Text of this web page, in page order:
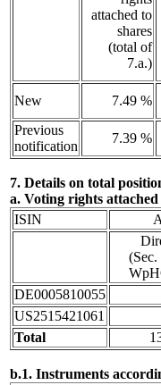
attached to
shares
(total of
7.a.)
New 7.49 %
Previous
notification
7.39 %
7. Details on total
a. Voting rights attached
ISIN
(Sec.
DE0005810055
US2515421061
Total
b.1. Instruments